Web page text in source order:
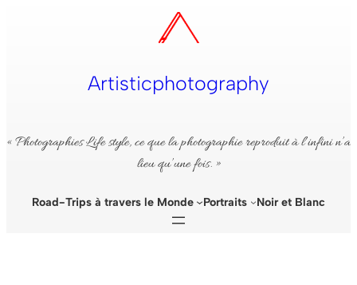
Artisticphotography
« Photographies Life style, ce que la photographie reproduit à l’infini n’a
lieu qu’une fois. »
Road-Trips à travers le Monde Portraits Noir et Blanc